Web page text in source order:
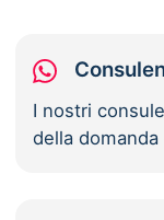
I nostri
della